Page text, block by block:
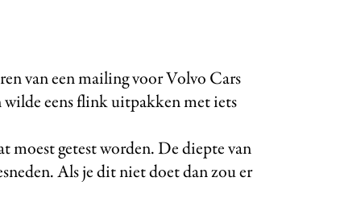
van een mailing voor Volvo Cars
eens flink uitpakken met iets
moest getest worden. De diepte van
Als je dit niet doet dan zou er